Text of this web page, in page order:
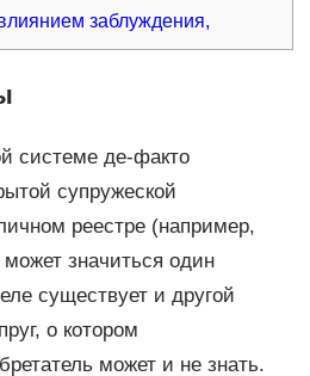
заблуждения,
системе де-факто
супружеской
реестре (например,
значиться один
существует и другой
о котором
может и не знать.